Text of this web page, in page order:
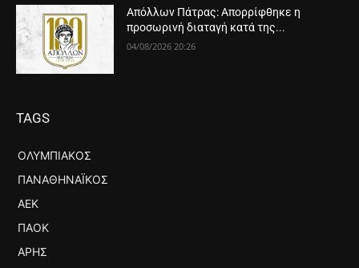
Απόλλων Πάτρας: Απορρίφθηκε η
προσωρινή διαταγή κατά της...
04/08/2026 20:26
TAGS
ΟΛΥΜΠΙΑΚΌΣ
ΠΑΝΑΘΗΝΑΪΚΌΣ
ΑΕΚ
ΠΑΟΚ
ΆΡΗΣ